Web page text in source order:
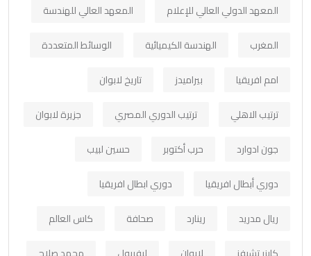
المعهد الدولي العالي للإعلام
المعهد العالي للهندسة
المغرب
الهندسة الكيميائية
الوسائط المتعددة
امم افريقيا
بيراميدز
تاريخ لابوان
ترتيب الاهلي
ترتيب الدوري المصري
جزيرة لابوان
جون ادوارد
حرب أكتوبر
حسين لبيب
دوري أبطال افريقيا
دوري ابطال افريقيا
ريال مدريد
رينارد صحافة
كاس العالم